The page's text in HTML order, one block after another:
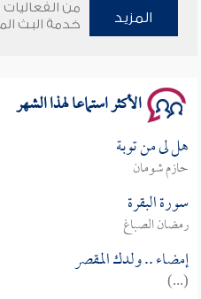
المزيد
من
خدمة البث
الأكثر استماعا لهذا الشهر
هل لى من توبة
حازم شومان
سورة البقرة
رمضان الصباغ
إمضاء .. ولدك المقصر
(...)